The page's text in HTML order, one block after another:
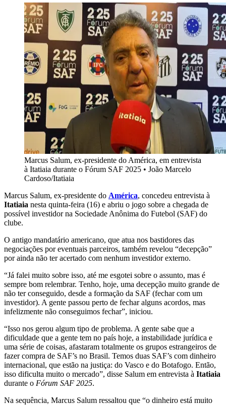
Marcus Salum, ex-presidente do América, em entrevista
à Itatiaia durante o Fórum SAF 2025 • João Marcelo
Cardoso/Itatiaia
Marcus Salum, ex-presidente do América, concedeu entrevista à
Itatiaia nesta quinta-feira (16) e abriu o jogo sobre a chegada de
possível investidor na Sociedade Anônima do Futebol (SAF) do
clube.
O antigo mandatário americano, que atua nos bastidores das
negociações por eventuais parceiros, também revelou “decepção”
por ainda não ter acertado com nenhum investidor externo.
“Já falei muito sobre isso, até me esgotei sobre o assunto, mas é
sempre bom relembrar. Tenho, hoje, uma decepção muito grande de
não ter conseguido, desde a formação da SAF (fechar com um
investidor). A gente passou perto de fechar alguns acordos, mas
infelizmente não conseguimos fechar”, iniciou.
“Isso nos gerou algum tipo de problema. A gente sabe que a
dificuldade que a gente tem no país hoje, a instabilidade jurídica e
uma série de coisas, afastaram totalmente os grupos estrangeiros de
fazer compra de SAF’s no Brasil. Temos duas SAF’s com dinheiro
internacional, que estão na justiça: do Vasco e do Botafogo. Então,
isso dificulta muito o mercado”, disse Salum em entrevista à Itatiaia
durante o Fórum SAF 2025.
Na sequência, Marcus Salum ressaltou que “o dinheiro está muito